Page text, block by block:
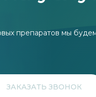
препаратов мы
ЗАКАЗАТЬ ЗВОНОК